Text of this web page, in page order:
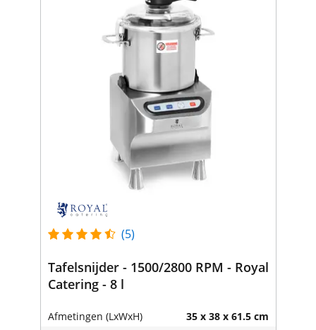
(5)
Tafelsnijder - 1500/2800 RPM - Royal
Catering - 8 l
Afmetingen (LxWxH) 35 x 38 x 61.5 cm